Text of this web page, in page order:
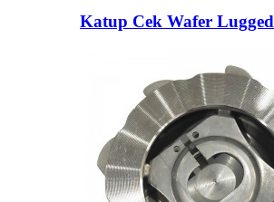
Katup Cek Wafer Lugged